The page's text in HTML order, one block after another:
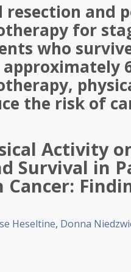
resection and
for
who
approximately
the risk of
Activity
Survival in
Heseltine, Donna